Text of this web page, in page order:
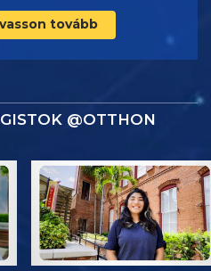
tovább
@OTTHON